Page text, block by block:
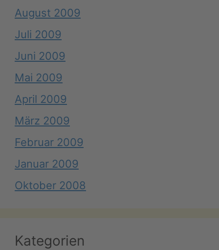
August 2009
Juli 2009
Juni 2009
Mai 2009
April 2009
März 2009
Februar 2009
Januar 2009
Oktober 2008
Kategorien